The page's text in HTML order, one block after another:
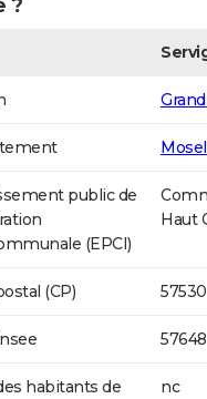
?
public de
(EPCI)
Haut
(CP) 57530
57648
habitants de
nc